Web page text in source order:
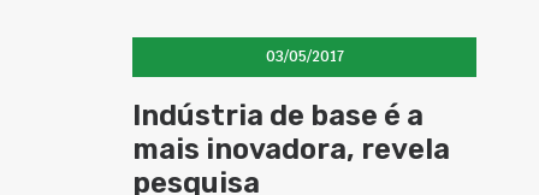
03/05/2017
Indústria de base é a
mais inovadora, revela
pesquisa